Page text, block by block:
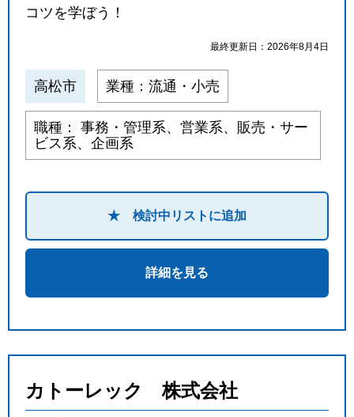
コツを学ぼう！
最終更新日：2026年8月4日
高松市 業種：流通・小売
職種： 事務・管理系、営業系、販売・サー
ビス系、企画系
★ 検討中リストに追加
詳細を見る
カトーレック 株式会社